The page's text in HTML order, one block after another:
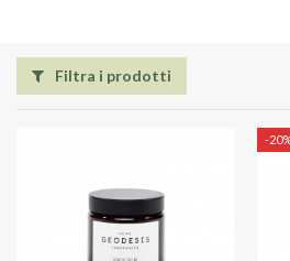
Filtra i prodotti
-